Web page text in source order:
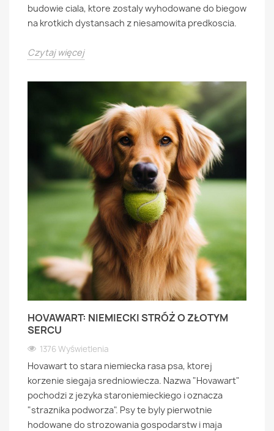
budowie ciala, ktore zostaly wyhodowane do biegow
na krotkich dystansach z niesamowita predkoscia.
Czytaj więcej
HOVAWART: NIEMIECKI STRÓŻ O ZŁOTYM
SERCU
1376 Wyświetlenia
Hovawart to stara niemiecka rasa psa, ktorej
korzenie siegaja sredniowiecza. Nazwa "Hovawart"
pochodzi z jezyka staroniemieckiego i oznacza
"straznika podworza". Psy te byly pierwotnie
hodowane do strozowania gospodarstw i maja